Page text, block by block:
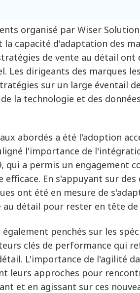
organisé par Wiser
capacité d'adaptation des
de vente au détail
Les dirigeants des marques
sur un large éventail
la technologie et des
abordés a été l'adoption
l'importance de
qui a permis un engagement
En s'appuyant sur
ont été en mesure de
au détail pour rester en tête
penchés sur les
clés de performance qui
L'importance de l'agilité
leurs approches pour
et en agissant sur ces